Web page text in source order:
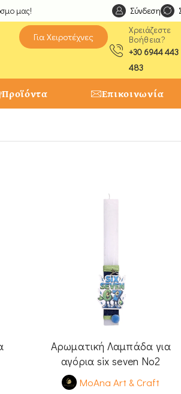
μας! Σύνδεση
Για Χειροτέχνες
Χρειάζεστε
Βοήθεια?
+30 6944 443
483
Προϊόντα Επικοινωνία
Αρωματική Λαμπάδα για
αγόρια six seven Νο2
MoAna Art & Craft